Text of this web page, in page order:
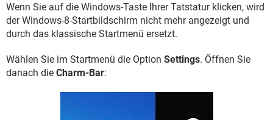
Wenn Sie auf die Windows-Taste Ihrer Tatstatur klicken, wird
der Windows-8-Startbildschirm nicht mehr angezeigt und
durch das klassische Startmenü ersetzt.
Wählen Sie im Startmenü die Option Settings. Öffnen Sie
danach die Charm-Bar: